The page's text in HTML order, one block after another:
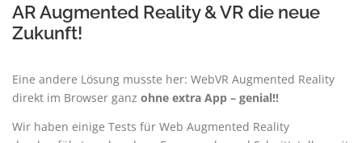
AR Augmented Reality & VR die neue
Zukunft!
Eine andere Lösung musste her: WebVR Augmented Reality
direkt im Browser ganz ohne extra App – genial!!
Wir haben einige Tests für Web Augmented Reality